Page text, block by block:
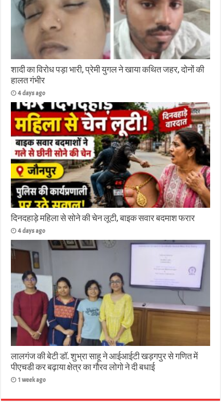
शादी का विरोध पड़ा भारी, प्रेमी युगल ने खाया कथित जहर, दोनों की
हालत गंभीर
4 days ago
दिनदहाड़े महिला से सोने की चेन लूटी, बाइक सवार बदमाश फरार
4 days ago
लालगंज की बेटी डॉ. शुभ्रा साहू ने आईआईटी खड़गपुर से गणित में
पीएचडी कर बढ़ाया क्षेत्र का गौरव लोगो ने दी बधाई
1 week ago